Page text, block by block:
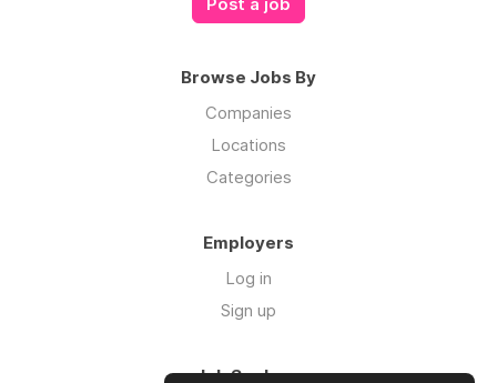
Post a job
Browse Jobs By
Companies
Locations
Categories
Employers
Log in
Sign up
Job Seekers